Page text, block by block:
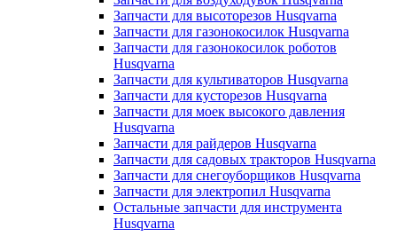
Запчасти для высоторезов Husqvarna
Запчасти для газонокосилок Husqvarna
Запчасти для газонокосилок роботов
Husqvarna
Запчасти для культиваторов Husqvarna
Запчасти для кусторезов Husqvarna
Запчасти для моек высокого давления
Husqvarna
Запчасти для райдеров Husqvarna
Запчасти для садовых тракторов Husqvarna
Запчасти для снегоуборщиков Husqvarna
Запчасти для электропил Husqvarna
Остальные запчасти для инструмента
Husqvarna